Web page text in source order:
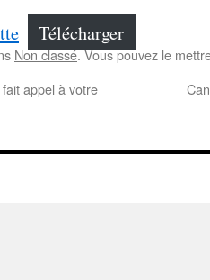
Télécharger
Non classé. Vous pouvez le
appel à votre